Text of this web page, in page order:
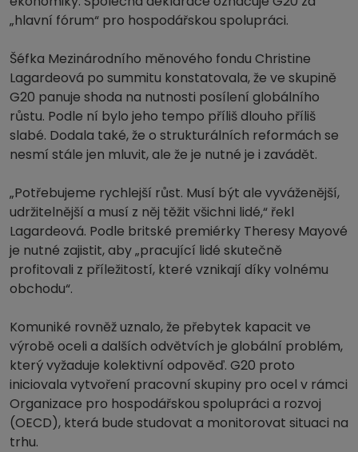
„hlavní fórum“ pro hospodářskou spolupráci.
Šéfka Mezinárodního měnového fondu Christine
Lagardeová po summitu konstatovala, že ve skupině
G20 panuje shoda na nutnosti posílení globálního
růstu. Podle ní bylo jeho tempo příliš dlouho příliš
slabé. Dodala také, že o strukturálních reformách se
nesmí stále jen mluvit, ale že je nutné je i zavádět.
„Potřebujeme rychlejší růst. Musí být ale vyváženější,
udržitelnější a musí z něj těžit všichni lidé,“ řekl
Lagardeová. Podle britské premiérky Theresy Mayové
je nutné zajistit, aby „pracující lidé skutečně
profitovali z příležitostí, které vznikají díky volnému
obchodu“.
Komuniké rovněž uznalo, že přebytek kapacit ve
výrobě oceli a dalších odvětvích je globální problém,
který vyžaduje kolektivní odpověď. G20 proto
iniciovala vytvoření pracovní skupiny pro ocel v rámci
Organizace pro hospodářskou spolupráci a rozvoj
(OECD), která bude studovat a monitorovat situaci na
trhu.